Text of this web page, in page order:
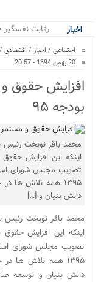
اخبار
اجتماعی / اخبار / اقتصادی /
20 بهمن 1394 - 20:57
افزایش حقوق
بودجه ۹۵
محمد باقر نوبخت رئیس
تصویب مجلس شورای
۱۳۹۵ همه تلاش
دانش بنیان و […]
محمد باقر نوبخت رئیس
تصویب مجلس شورای
۱۳۹۵ همه تلاش ها
دانش بنیان و توسعه